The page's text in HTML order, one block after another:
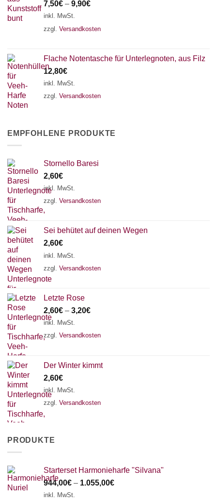
7,50€ – 9,90€
inkl. MwSt.
zzgl. Versandkosten
Flache Notentasche für Unterlegnoten, aus Filz
12,80€
inkl. MwSt.
zzgl. Versandkosten
EMPFOHLENE PRODUKTE
Stornello Baresi
2,60€
inkl. MwSt.
zzgl. Versandkosten
Sei behütet auf deinen Wegen
2,60€
inkl. MwSt.
zzgl. Versandkosten
Letzte Rose
2,60€ – 3,20€
inkl. MwSt.
zzgl. Versandkosten
Der Winter kimmt
2,60€
inkl. MwSt.
zzgl. Versandkosten
PRODUKTE
Starterset Harmonieharfe "Silvana"
944,00€ – 1.055,00€
inkl. MwSt.